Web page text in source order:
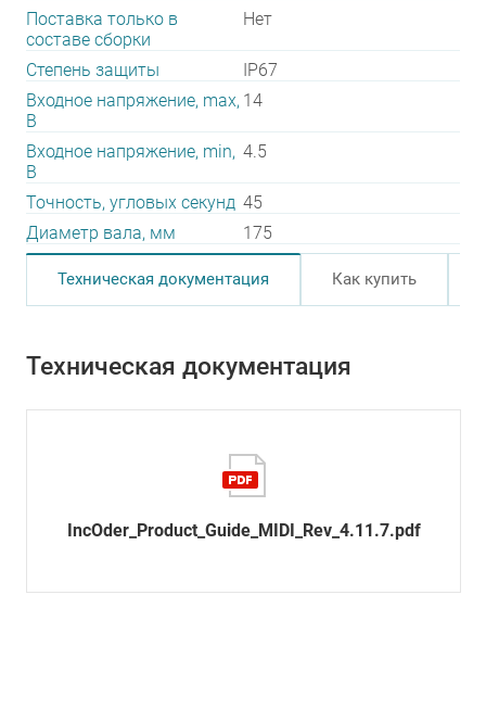
Поставка только в
составе сборки
Нет
Степень защиты
IP67
Входное напряжение, max,
В
14
Входное напряжение, min,
В
4.5
Точность, угловых секунд 45
Диаметр вала, мм
175
Техническая документация Как купить
Техническая документация
IncOder_Product_Guide_MIDI_Rev_4.11.7.pdf